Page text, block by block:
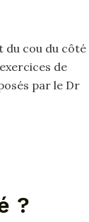
du cou du côté
de
par le Dr
?